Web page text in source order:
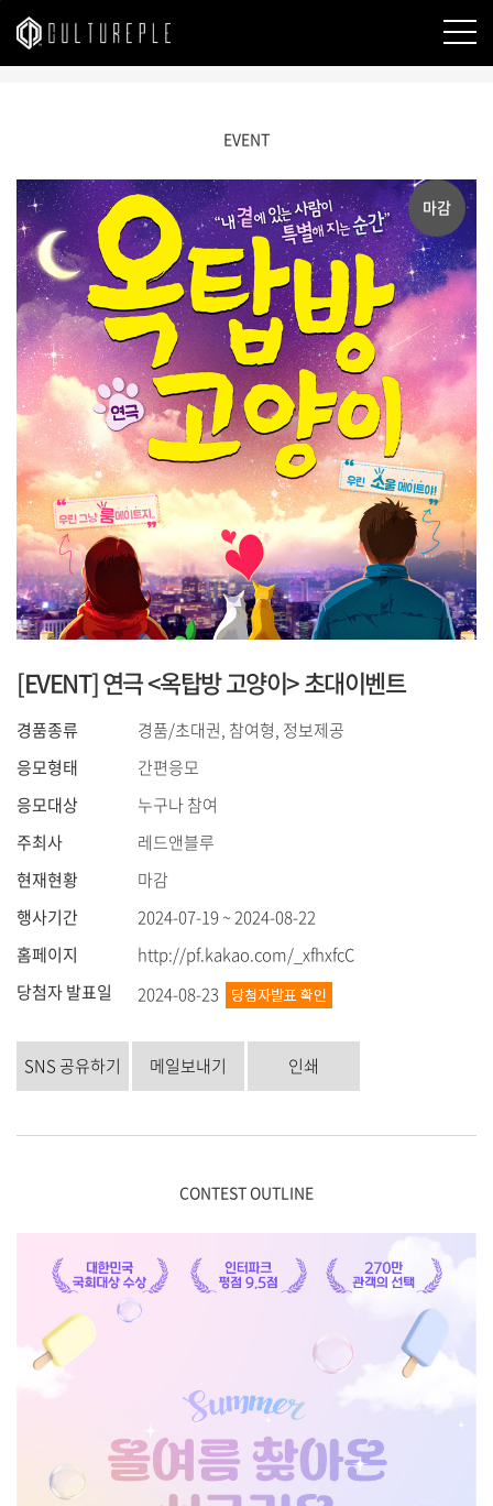
본문바로가기
EVENT
마감
[EVENT] 연극 <옥탑방 고양이> 초대이벤트
경품종류
경품/초대권, 참여형, 정보제공
응모형태
간편응모
응모대상
누구나 참여
주최사
레드앤블루
현재현황
마감
행사기간
2024-07-19 ~ 2024-08-22
홈페이지
http://pf.kakao.com/_xfhxfcC
당첨자 발표일
2024-08-23
SNS 공유하기 메일보내기 인쇄
CONTEST OUTLINE